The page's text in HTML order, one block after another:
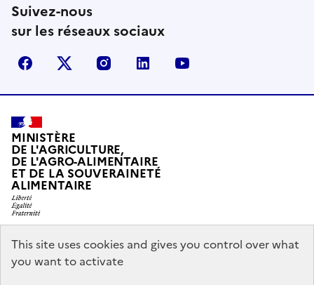
Suivez-nous
sur les réseaux sociaux
FacebookX (Anciennement Twitter)
InstagramLinkedIn
MINISTÈRE
DE L'AGRICULTURE,
DE L'AGRO-ALIMENTAIRE
ET DE LA SOUVERAINETÉ
ALIMENTAIRE
legifrance.gouv.fr
This site uses cookies and gives you control over what
you want to activate